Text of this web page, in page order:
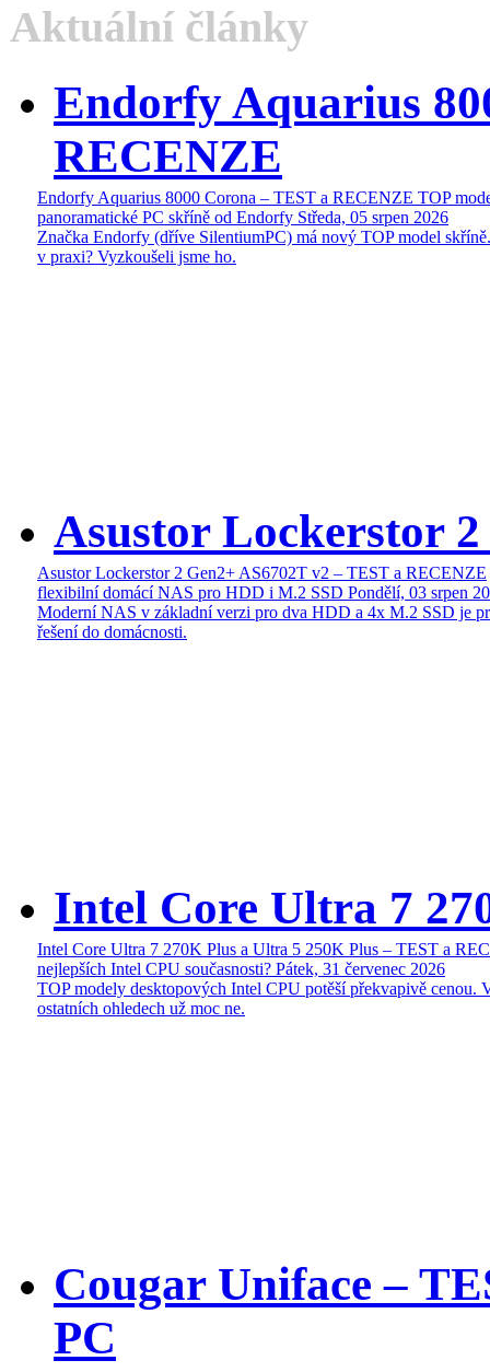
Aktuální články
Endorfy Aquarius
RECENZE
Endorfy Aquarius 8000 Corona – TEST a RECENZE TOP
panoramatické PC skříně od Endorfy Středa, 05 srpen 2026
Značka Endorfy (dříve SilentiumPC) má nový TOP model
v praxi? Vyzkoušeli jsme ho.
Asustor Lockerstor
Asustor Lockerstor 2 Gen2+ AS6702T v2 – TEST a RECENZE
flexibilní domácí NAS pro HDD i M.2 SSD Pondělí, 03 srpen
Moderní NAS v základní verzi pro dva HDD a 4x M.2 SSD je
řešení do domácnosti.
Intel Core Ultra 7
Intel Core Ultra 7 270K Plus a Ultra 5 250K Plus – TEST a
nejlepších Intel CPU současnosti? Pátek, 31 červenec 2026
TOP modely desktopových Intel CPU potěší překvapivě cenou.
ostatních ohledech už moc ne.
Cougar Uniface –
PC